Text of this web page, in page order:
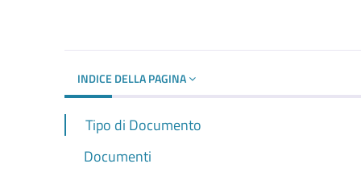
INDICE DELLA PAGINA
Tipo di Documento
Documenti